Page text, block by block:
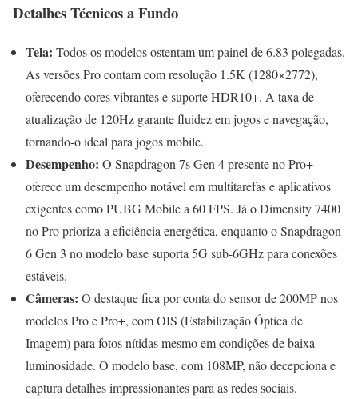
Detalhes Técnicos a Fundo
Tela: Todos os modelos ostentam um painel de 6.83 polegadas.
As versões Pro contam com resolução 1.5K (1280×2772),
oferecendo cores vibrantes e suporte HDR10+. A taxa de
atualização de 120Hz garante fluidez em jogos e navegação,
tornando-o ideal para jogos mobile.
Desempenho: O Snapdragon 7s Gen 4 presente no Pro+
oferece um desempenho notável em multitarefas e aplicativos
exigentes como PUBG Mobile a 60 FPS. Já o Dimensity 7400
no Pro prioriza a eficiência energética, enquanto o Snapdragon
6 Gen 3 no modelo base suporta 5G sub-6GHz para conexões
estáveis.
Câmeras: O destaque fica por conta do sensor de 200MP nos
modelos Pro e Pro+, com OIS (Estabilização Óptica de
Imagem) para fotos nítidas mesmo em condições de baixa
luminosidade. O modelo base, com 108MP, não decepciona e
captura detalhes impressionantes para as redes sociais.